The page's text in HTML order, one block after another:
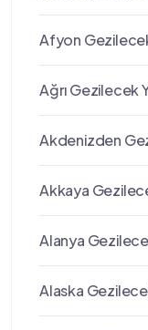
Afyon
Ağrı Gezilecek
Akdenizden
Akkaya
Alanya
Alaska